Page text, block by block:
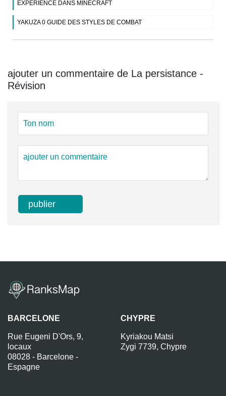
EXPERIENCE DANS MINECRAFT
YAKUZA 0 GUIDE DES STYLES DE COMBAT
ajouter un commentaire de La persistance -
Révision
BARCELONE
Rue Eugeni D'Ors, 9,
locaux
08028 - Barcelone -
Espagne
CHYPRE
Kyriakou Matsi
Zygi 7739, Chypre